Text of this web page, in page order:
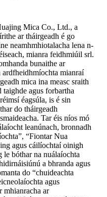
Mica Co., Ltd., a
ar tháirgeadh é go
neamhmhiotalacha lena n-
mianra feidhmiúil srl.
bunaithe ar
mianraí
mica ina measc sraith
agus forbartha
éagsúla, is é sin
do tháirgeadh
Tar éis níos mó
leanúnach, bronnadh
“Fiontar Nua
agus cáilíochtaí oinigh
bóthar na nuálaíochta
a bhranda agus
do “chuideachta
agus
mhianracha ar